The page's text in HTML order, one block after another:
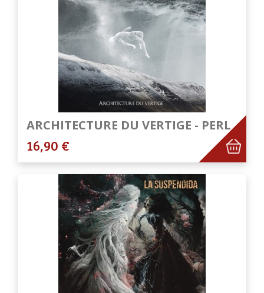
ARCHITECTURE DU VERTIGE - PERL
16,90 €